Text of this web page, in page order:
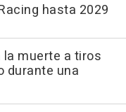
hasta 2029
muerte a tiros
durante una